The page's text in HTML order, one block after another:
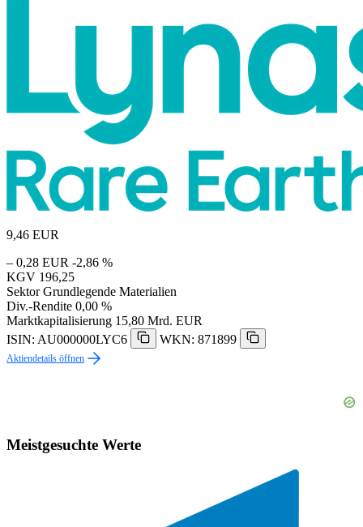
9,46 EUR
– 0,28 EUR -2,86 %
KGV 196,25
Sektor Grundlegende Materialien
Div.-Rendite 0,00 %
Marktkapitalisierung 15,80 Mrd. EUR
ISIN: AU000000LYC6
WKN: 871899
Aktiendetails öffnen
Meistgesuchte Werte